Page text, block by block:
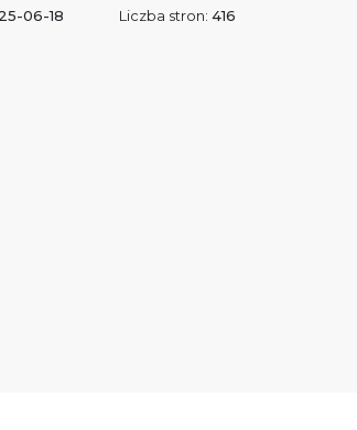
06-18 Liczba stron: 416